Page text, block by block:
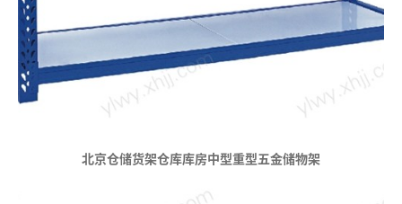
北京仓储货架仓库库房中型重型五金储物架